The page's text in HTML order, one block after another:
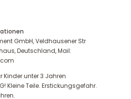
GmbH, Veldhausener Str
Deutschland, Mail:
Kinder unter 3 Jahren
Kleine Teile. Erstickungsgefahr.